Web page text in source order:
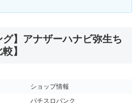
グ】アナザーハナビ弥生ち
】
ショップ情報
パチスロバンク